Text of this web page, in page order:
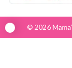
© 2026